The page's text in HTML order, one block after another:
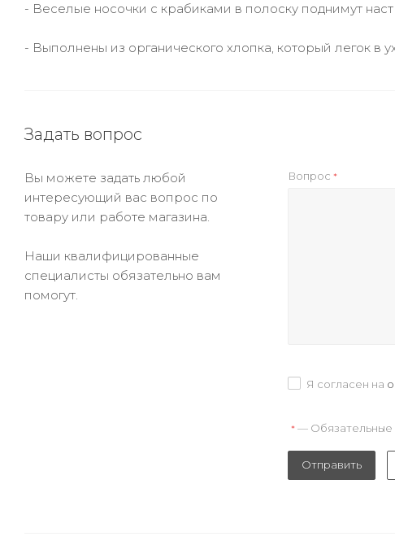
- Веселые носочки с крабиками в полоску поднимут
- Выполнены из органического хлопка, который легок в
Задать вопрос
Вы можете задать любой
интересующий вас вопрос по
товару или работе магазина.
Наши квалифицированные
специалисты обязательно вам
помогут.
Вопрос *
Я согласен на
*— Обязательные
Отправить